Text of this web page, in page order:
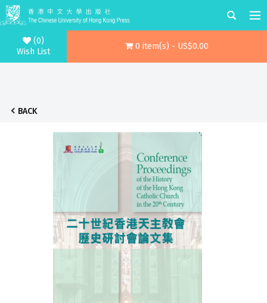
(0)
Wish List
0 item(s) - US$0.00
BACK